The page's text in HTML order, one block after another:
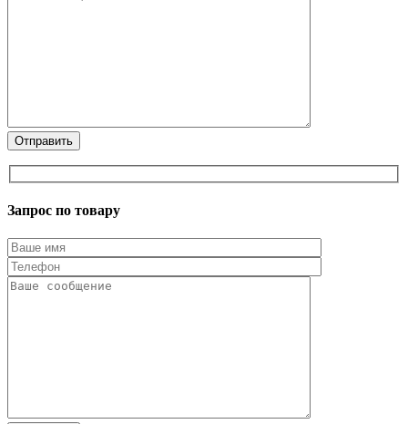
Запрос по товару